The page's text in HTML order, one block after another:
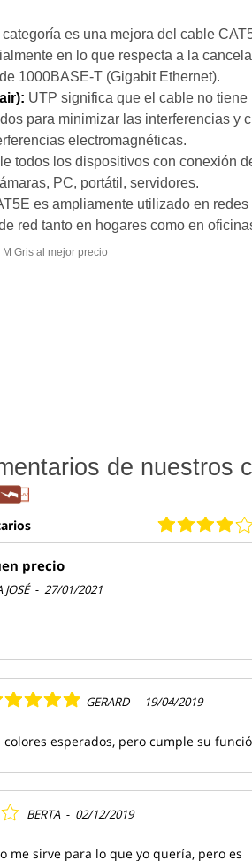
categoría es una mejora del cable
en lo que respecta a la
1000BASE-T (Gigabit Ethernet).
UTP significa que el cable no
para minimizar las interferencias
electromagnéticas.
todos los dispositivos con conexión
PC, portátil, servidores.
es ampliamente utilizado en
red tanto en hogares como en
Gris al mejor precio
de nuestros
precio
- 27/01/2021
GERARD - 19/04/2019
esperados, pero cumple su
BERTA - 02/12/2019
me sirve para lo que yo quería, pero es